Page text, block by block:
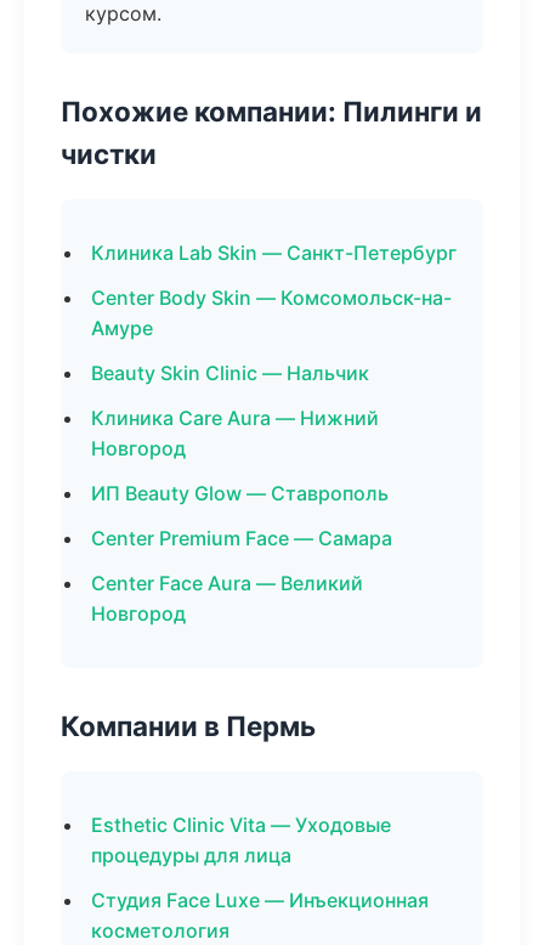
курсом.
Похожие компании: Пилинги и
чистки
Клиника Lab Skin — Санкт-Петербург
Center Body Skin — Комсомольск-на-
Амуре
Beauty Skin Clinic — Нальчик
Клиника Care Aura — Нижний
Новгород
ИП Beauty Glow — Ставрополь
Center Premium Face — Самара
Center Face Aura — Великий
Новгород
Компании в Пермь
Esthetic Clinic Vita — Уходовые
процедуры для лица
Студия Face Luxe — Инъекционная
косметология